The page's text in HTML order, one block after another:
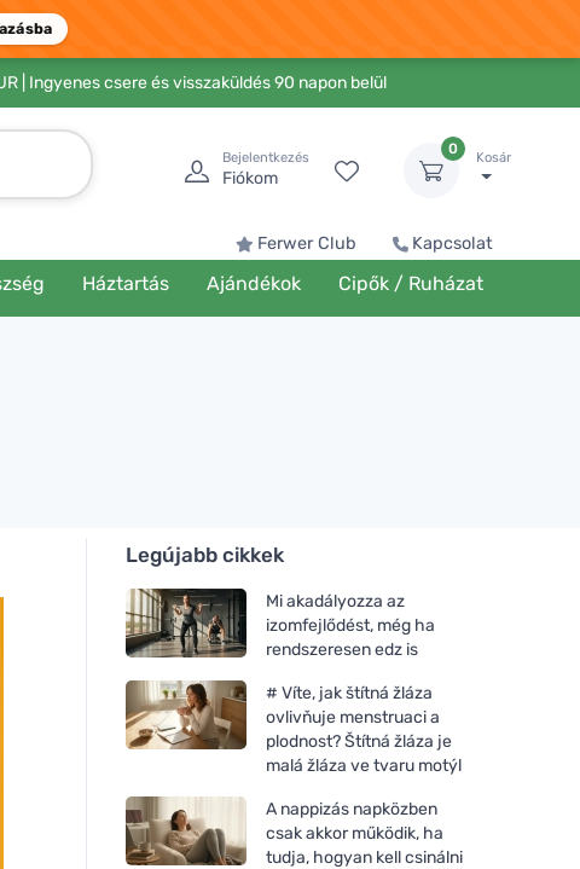
| Ingyenes csere és visszaküldés 90 napon belül
Bejelentkezés
Fiókom
0
Kosár
Ferwer Club Kapcsolat
Háztartás Ajándékok Cipők / Ruházat
Legújabb cikkek
Mi akadályozza az
izomfejlődést, még ha
rendszeresen edz is
# Víte, jak štítná žláza
ovlivňuje menstruaci a
plodnost? Štítná žláza je
malá žláza ve tvaru motýl
A nappizás napközben
csak akkor működik, ha
tudja, hogyan kell csinálni